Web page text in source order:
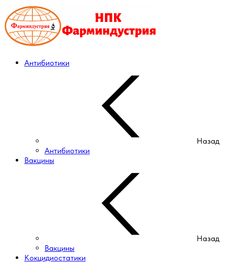
Антибиотики
Назад
Антибиотики
Вакцины
Назад
Вакцины
Кокцидиостатики